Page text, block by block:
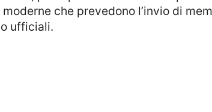
che prevedono l’invio di
ufficiali.